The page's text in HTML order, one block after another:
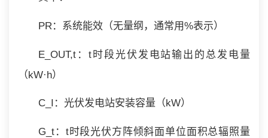
PR：系统能效（无量纲，通常用%表示）
E_OUT,t：t时段光伏发电站输出的总发电量
（kW·h）
C_I：光伏发电站安装容量（kW）
G_t：t时段光伏方阵倾斜面单位面积总辐照量